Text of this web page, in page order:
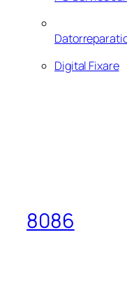
Digital Fixare
8086